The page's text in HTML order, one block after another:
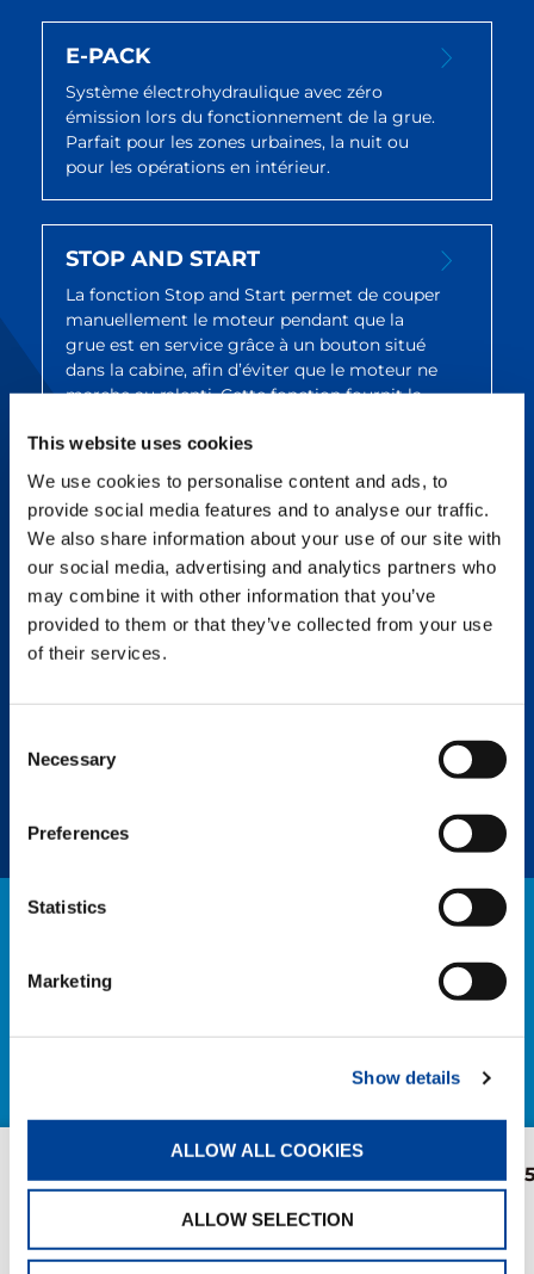
This website uses cookies
We use cookies to personalise content and ads, to
provide social media features and to analyse our traffic.
We also share information about your use of our site with
our social media, advertising and analytics partners who
may combine it with other information that you’ve
provided to them or that they’ve collected from your use
of their services.
Selection
Necessary
Preferences
Statistics
Marketing
Show details
ALLOW ALL COOKIES
ALLOW SELECTION
E-PACK
Système électrohydraulique avec zéro
émission lors du fonctionnement de la grue.
Parfait pour les zones urbaines, la nuit ou
pour les opérations en intérieur.
STOP AND START
La fonction Stop and Start permet de couper
manuellement le moteur pendant que la
grue est en service grâce à un bouton situé
dans la cabine, afin d’éviter que le moteur ne
marche au ralenti. Cette fonction fournit la
carburant, les émissions et les heures de
service de la grue. La commande de la grue
reste active pendant l’arrêt du moteur, de
sorte que le service de la grue peut reprendre
rapidement après le redémarrage.
SYSTÈME ECO MODE
solide de la grue.
EXPLORER TOUTES LES NEWS
Grues Pick & Carry RX :
pour des performances
maximales
Nouvelle AC